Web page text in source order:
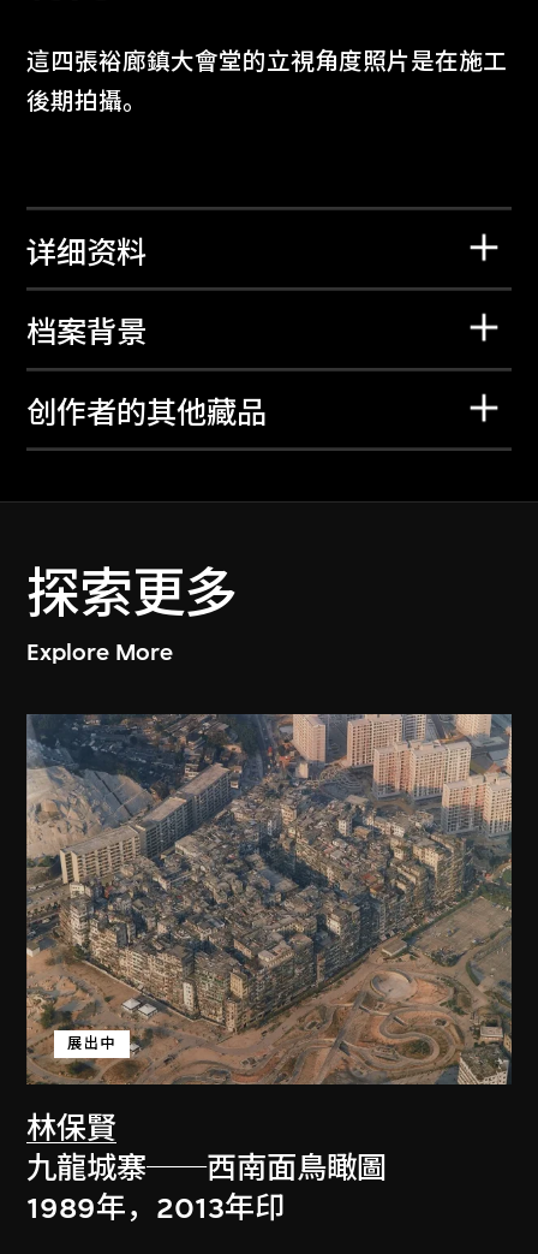
這四張裕廊鎮大會堂的立視角度照片是在施工
後期拍攝。
详细资料
档案背景
创作者的其他藏品
探索更多
Explore More
林保賢
展出中
九龍城寨──西南面鳥瞰圖
1989年，2013年印